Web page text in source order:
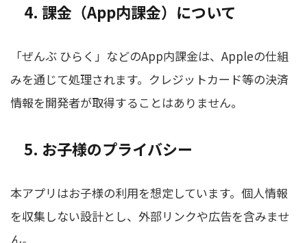
4. 課金（App内課金）について
「ぜんぶ ひらく」などのApp内課金は、Appleの仕組
みを通じて処理されます。クレジットカード等の決済
情報を開発者が取得することはありません。
5. お子様のプライバシー
本アプリはお子様の利用を想定しています。個人情報
を収集しない設計とし、外部リンクや広告を含みませ
ん。